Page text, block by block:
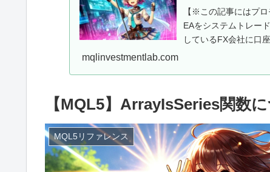
【※この記事にはプ
EAをシステムトレー
しているFX会社に口
mqlinvestmentlab.com
【MQL5】ArrayIsSeries関数
MQL5リファレンス